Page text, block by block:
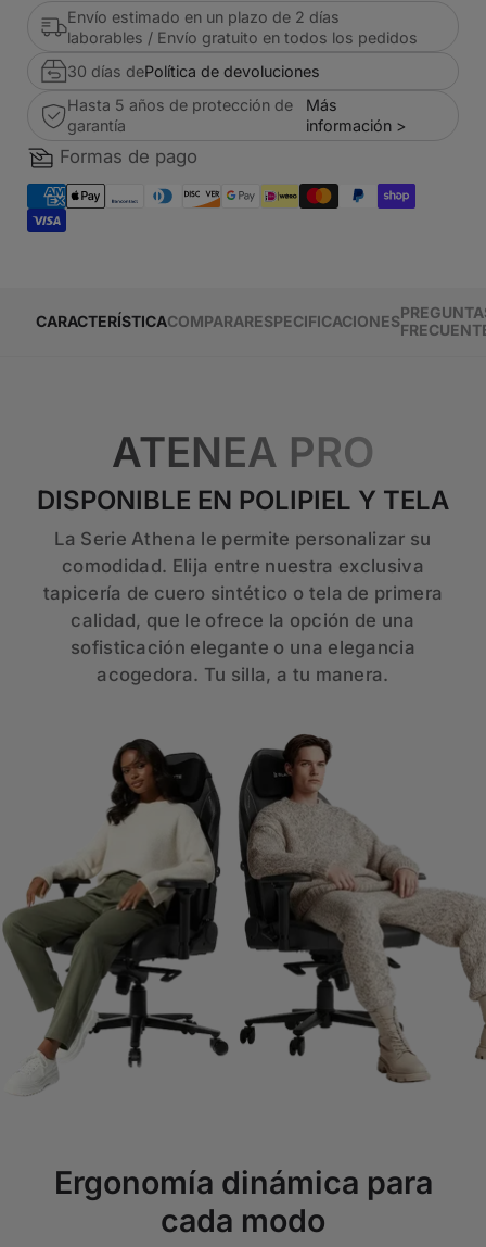
Envío estimado en un plazo de 2 días
laborables / Envío gratuito en todos los pedidos
30 días dePolítica de devoluciones
Hasta 5 años de protección de
garantía
Más
información >
Formas de pago
CARACTERÍSTICACOMPARARESPECIFICACIONES
ATENEA PRO
DISPONIBLE EN POLIPIEL Y TELA
La Serie Athena le permite personalizar su
comodidad. Elija entre nuestra exclusiva
tapicería de cuero sintético o tela de primera
calidad, que le ofrece la opción de una
sofisticación elegante o una elegancia
acogedora. Tu silla, a tu manera.
Ergonomía dinámica para
cada modo